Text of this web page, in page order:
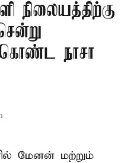
நிலையத்திற்கு
நாசா
மேனன் மற்றும்